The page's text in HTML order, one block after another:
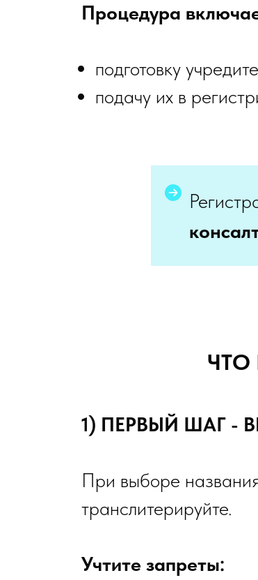
Процедура
подготовку
подачу их в
ЧТО
1) ПЕРВЫЙ ШАГ -
При выборе
транслитерируйте.
Учтите запреты: